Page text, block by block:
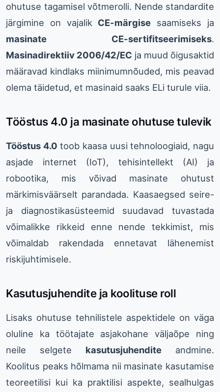
ohutuse tagamisel võtmerolli. Nende standardite
järgimine on vajalik CE-märgise saamiseks ja
masinate CE-sertifitseerimiseks.
Masinadirektiiv 2006/42/EC ja muud õigusaktid
määravad kindlaks miinimumnõuded, mis peavad
olema täidetud, et masinaid saaks ELi turule viia.
Tööstus 4.0 ja masinate ohutuse tulevik
Tööstus 4.0 toob kaasa uusi tehnoloogiaid, nagu
asjade internet (IoT), tehisintellekt (AI) ja
robootika, mis võivad masinate ohutust
märkimisväärselt parandada. Kaasaegsed seire-
ja diagnostikasüsteemid suudavad tuvastada
võimalikke rikkeid enne nende tekkimist, mis
võimaldab rakendada ennetavat lähenemist
riskijuhtimisele.
Kasutusjuhendite ja koolituse roll
Lisaks ohutuse tehnilistele aspektidele on väga
oluline ka töötajate asjakohane väljaõpe ning
neile selgete kasutusjuhendite andmine.
Koolitus peaks hõlmama nii masinate kasutamise
teoreetilisi kui ka praktilisi aspekte, sealhulgas